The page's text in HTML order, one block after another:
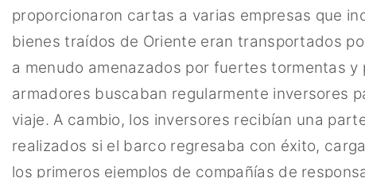
proporcionaron cartas a varias empresas que
bienes traídos de Oriente eran transportados
a menudo amenazados por fuertes tormentas
armadores buscaban regularmente inversores
viaje. A cambio, los inversores recibían una
realizados si el barco regresaba con éxito,
los primeros ejemplos de compañías de